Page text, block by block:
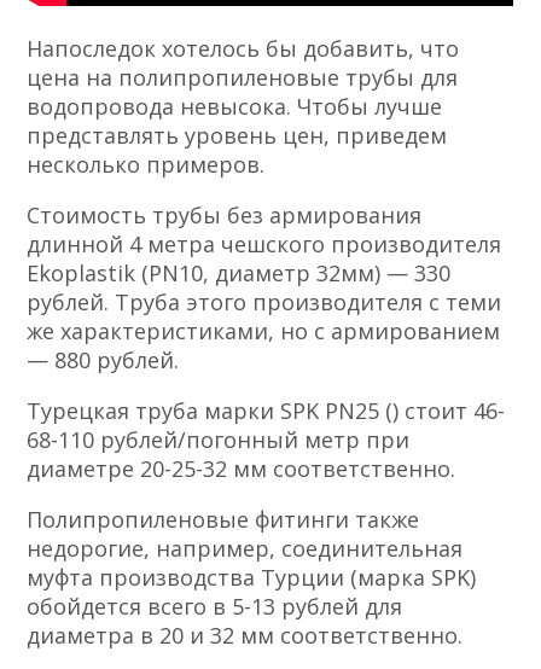
Напоследок хотелось бы добавить, что
цена на полипропиленовые трубы для
водопровода невысока. Чтобы лучше
представлять уровень цен, приведем
несколько примеров.
Стоимость трубы без армирования
длинной 4 метра чешского производителя
Ekoplastik (PN10, диаметр 32мм) — 330
рублей. Труба этого производителя с теми
же характеристиками, но с армированием
— 880 рублей.
Турецкая труба марки SPK PN25 () стоит 46-
68-110 рублей/погонный метр при
диаметре 20-25-32 мм соответственно.
Полипропиленовые фитинги также
недорогие, например, соединительная
муфта производства Турции (марка SPK)
обойдется всего в 5-13 рублей для
диаметра в 20 и 32 мм соответственно.